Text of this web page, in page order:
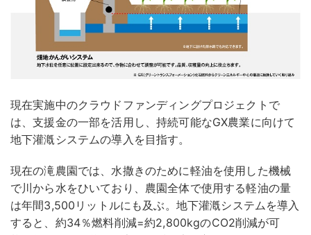
現在実施中のクラウドファンディングプロジェクトで
は、支援金の一部を活用し、持続可能なGX農業に向けて
地下灌漑システムの導入を目指す。
現在の滝農園では、水撒きのために軽油を使用した機械
で川から水をひいており、農園全体で使用する軽油の量
は年間3,500リットルにも及ぶ。地下灌漑システムを導入
すると、約34％燃料削減=約2,800kgのCO2削減が可